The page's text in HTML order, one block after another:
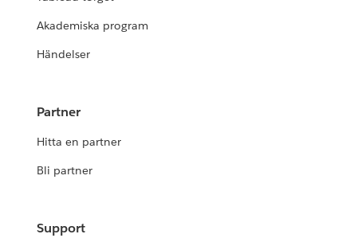
Akademiska program
Händelser
Partner
Hitta en partner
Bli partner
Support